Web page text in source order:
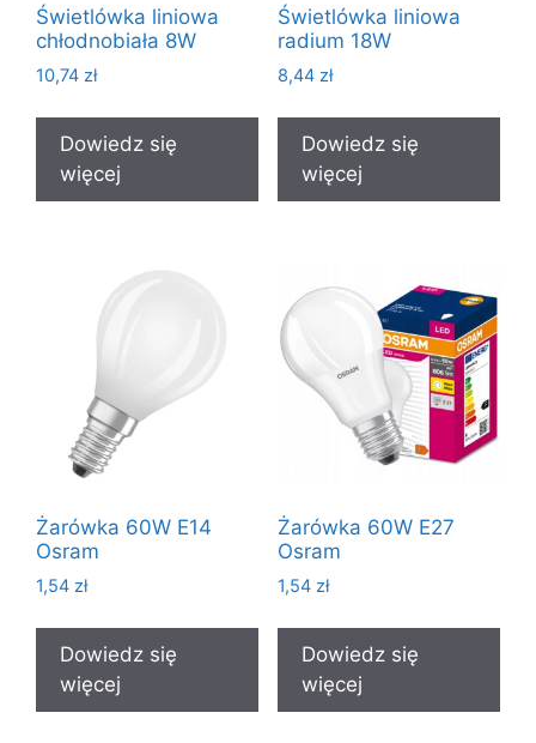
Świetlówka liniowa
chłodnobiała 8W
10,74 zł
Dowiedz się
więcej
Świetlówka liniowa
radium 18W
8,44 zł
Dowiedz się
więcej
Żarówka 60W E14
Osram
1,54 zł
Dowiedz się
więcej
Żarówka 60W E27
Osram
1,54 zł
Dowiedz się
więcej